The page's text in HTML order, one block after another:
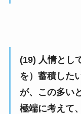
(19) 人情とし
を）蓄積した
が、この多い
極端に考えて